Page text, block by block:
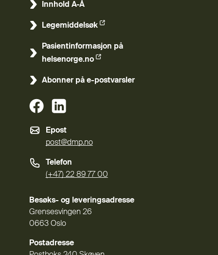
Innhold A-Å
Legemiddelsøk
(Ekstern lenke)
Pasientinformasjon på
helsenorge.no
(Ekstern lenke)
Abonner på e-postvarsler
(Ekstern lenke)
Epost
post@dmp.no
Telefon
(+47) 22 89 77 00
Besøks- og leveringsadresse
Grensesvingen 26
0663 Oslo
Postadresse